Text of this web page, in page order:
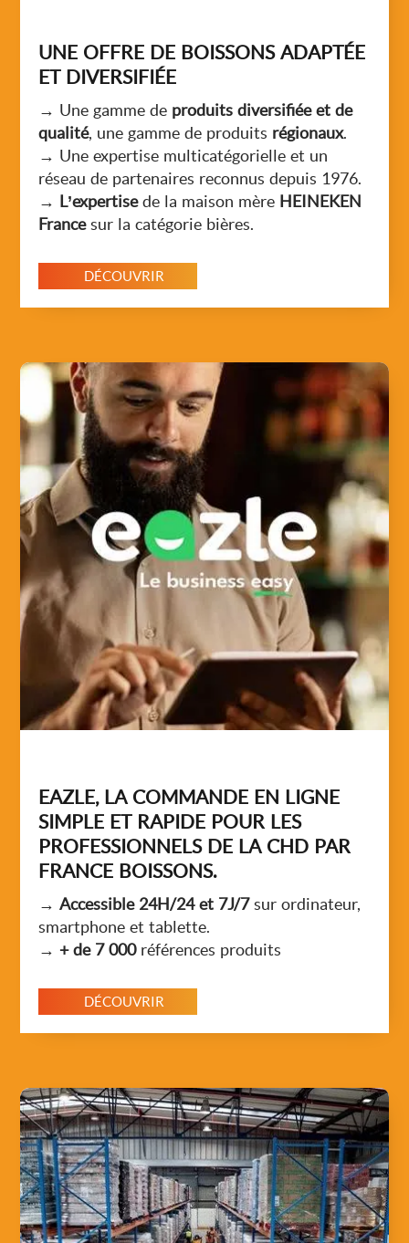
UNE OFFRE DE BOISSONS ADAPTÉE
ET DIVERSIFIÉE
→ Une gamme de produits diversifiée et de
qualité, une gamme de produits régionaux.
→ Une expertise multicatégorielle et un
réseau de partenaires reconnus depuis 1976.
→ L’expertisede la maison mère HEINEKEN
Francesur la catégorie bières.
DÉCOUVRIR
EAZLE, LA COMMANDE EN LIGNE
SIMPLE ET RAPIDE POUR LES
PROFESSIONNELS DE LA CHD PAR
FRANCE BOISSONS.
→Accessible 24H/24 et 7J/7sur ordinateur,
smartphone et tablette.
→+ de 7 000références produits
DÉCOUVRIR